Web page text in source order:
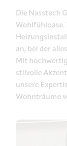
Die Nasstech
Wohlfühloase.
an, bei der
Mit
stilvolle
unsere
Wohnträume